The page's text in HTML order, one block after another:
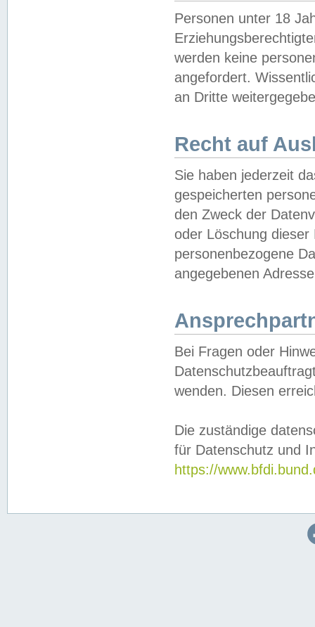
Personen unter 18
werden keine
angefordert.
an Dritte
Recht auf
Sie haben jederzeit
gespeicherten
den Zweck der
oder Löschung
personenbezogene
angegebenen
Bei Fragen oder
wenden. Diesen
Die zuständige
für Datenschutz und
https://